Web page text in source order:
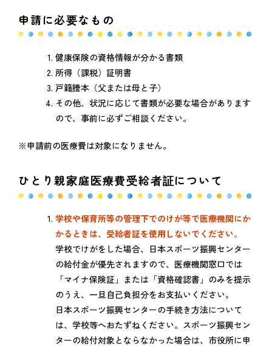
申請に必要なもの
健康保険の資格情報が分かる書類
所得（課税）証明書
戸籍謄本（父または母と子）
その他、状況に応じて書類が必要な場合があります
ので、事前に必ずご相談ください。
※申請前の医療費は対象になりません。
ひとり親家庭医療費受給者証について
学校や保育所等の管理下でのけが等で医療機関にか
かるときは、受給者証を使用しないでください。
学校でけがをした場合、日本スポーツ振興センター
の給付金が優先されますので、医療機関窓口では
「マイナ保険証」または「資格確認書」のみを提示
のうえ、一旦自己負担分をお支払いください。
日本スポーツ振興センターの手続き方法について
は、学校等へおたずねください。スポーツ振興セン
ターの給付対象とならなかった場合は、市役所に申